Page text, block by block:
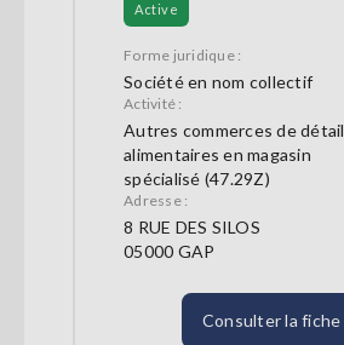
Active
Forme juridique :
Société en nom collectif
Activité :
Autres commerces de détail
alimentaires en magasin
spécialisé (47.29Z)
Adresse :
8 RUE DES SILOS
05000 GAP
Consulter la fiche